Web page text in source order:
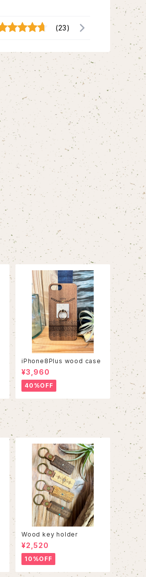
(23)
iPhone8Plus wood case
¥3,960
40%OFF
Wood key holder
¥2,520
10%OFF